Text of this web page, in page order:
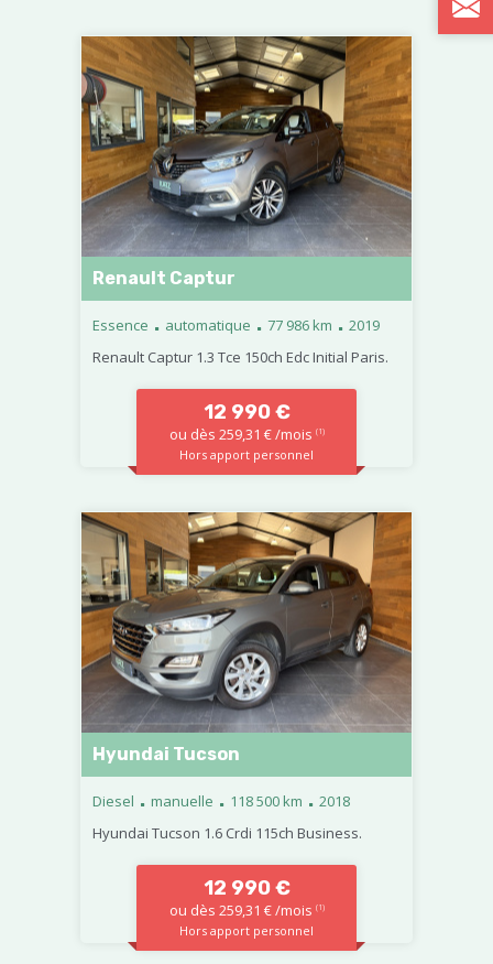
Renault Captur
Essence . automatique . 77 986 km . 2019
Renault Captur 1.3 Tce 150ch Edc Initial Paris.
12 990 €
ou dès 259,31 € /mois (1)
Hors apport personnel
Hyundai Tucson
Diesel . manuelle . 118 500 km . 2018
Hyundai Tucson 1.6 Crdi 115ch Business.
12 990 €
ou dès 259,31 € /mois (1)
Hors apport personnel